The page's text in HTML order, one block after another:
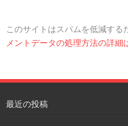
このサイトはスパムを低減する
メントデータの処理方法の詳細
最近の投稿